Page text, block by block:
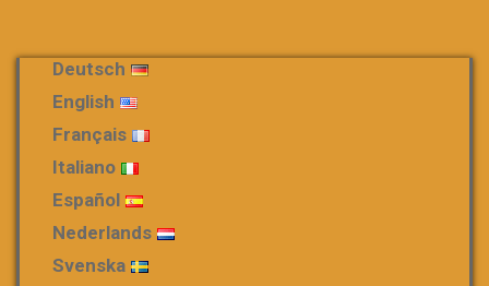
Deutsch
English
Français
Italiano
Español
Nederlands
Svenska